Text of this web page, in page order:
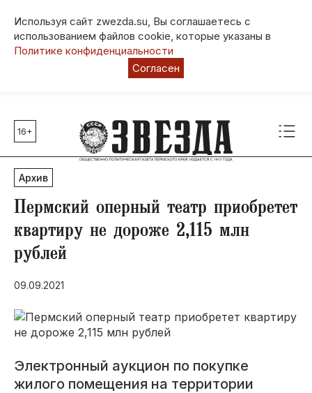
Используя сайт zwezda.su, Вы соглашаетесь с
использованием файлов cookie, которые указаны в
Политике конфиденциальности
Согласен
Главные темы
80 лет Победы
Молодежная столица РФ
СВО
Социальная поддержка
Инфраструктура
Благоустройство
16+
Архив
Пермский оперный театр приобретет
квартиру не дороже 2,115 млн
рублей
09.09.2021
Электронный аукцион по покупке
жилого помещения на территории